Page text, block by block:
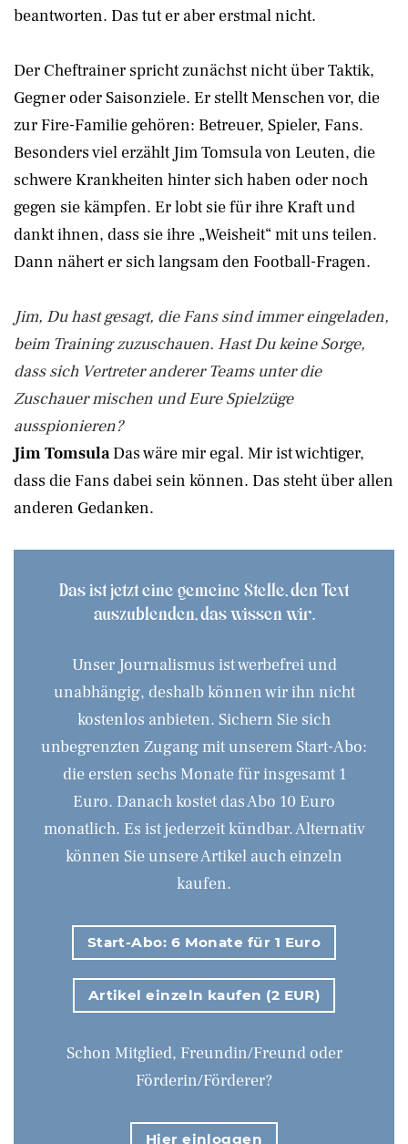
beantworten. Das tut er aber erstmal nicht.
Der Cheftrainer spricht zunächst nicht über Taktik,
Gegner oder Saisonziele. Er stellt Menschen vor, die
zur Fire-Familie gehören: Betreuer, Spieler, Fans.
Besonders viel erzählt Jim Tomsula von Leuten, die
schwere Krankheiten hinter sich haben oder noch
gegen sie kämpfen. Er lobt sie für ihre Kraft und
dankt ihnen, dass sie ihre „Weisheit“ mit uns teilen.
Dann nähert er sich langsam den Football-Fragen.
Jim, Du hast gesagt, die Fans sind immer eingeladen,
beim Training zuzuschauen. Hast Du keine Sorge,
dass sich Vertreter anderer Teams unter die
Zuschauer mischen und Eure Spielzüge
ausspionieren?
Jim TomsulaDas wäre mir egal. Mir ist wichtiger,
dass die Fans dabei sein können. Das steht über allen
anderen Gedanken.
Das ist jetzt eine gemeine Stelle, den Text
auszublenden, das wissen wir.
Unser Journalismus ist werbefrei und
unabhängig, deshalb können wir ihn nicht
kostenlos anbieten. Sichern Sie sich
unbegrenzten Zugang mit unserem Start-Abo:
die ersten sechs Monate für insgesamt 1
Euro. Danach kostet das Abo 10 Euro
monatlich. Es ist jederzeit kündbar. Alternativ
können Sie unsere Artikel auch einzeln
kaufen.
Start-Abo: 6 Monate für 1 Euro
Artikel einzeln kaufen (2 EUR)
Schon Mitglied, Freundin/Freund oder
Förderin/Förderer?
Hier einloggen